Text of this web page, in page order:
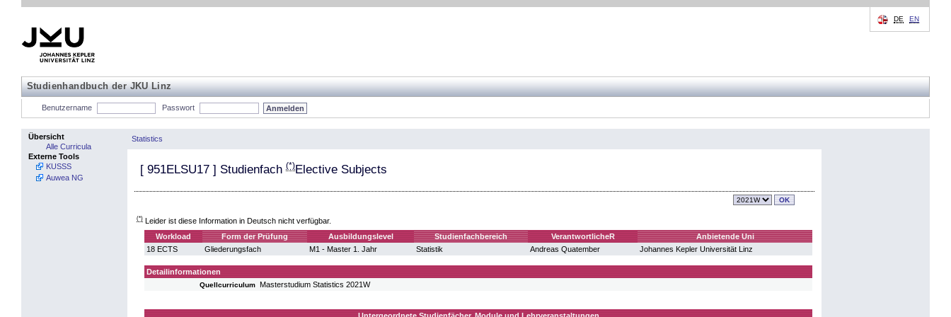
Studienhandbuch der JKU Linz
DE EN
Benutzername Passwort
Übersicht
Alle Curricula
Externe Tools
KUSSS
Auwea NG
Statistics
[ 951ELSU17 ] Studienfach (*)Elective Subjects
(*) Leider ist diese Information in Deutsch nicht verfügbar.
Workload
Form der Prüfung Ausbildungslevel Studienfachbereich VerantwortlicheR
Anbietende Uni
18 ECTS
Gliederungsfach M1 - Master 1. Jahr Statistik Andreas Quatember Johannes Kepler Universität Linz
Detailinformationen
Quellcurriculum Masterstudium Statistics 2021W